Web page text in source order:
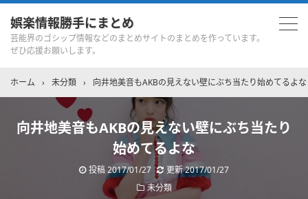
娯楽情報勝手にまとめ
芸能界のゴシップ情報などのまとめサイトのまとめを作っています。
ぜひ応援お願いします。
ホーム › 未分類 › 向井地美音もAKBの見えない壁にぶち当たり始めてるよな
向井地美音もAKBの見えない壁にぶち当たり
始めてるよな
投稿2017/01/27 更新2017/01/27
未分類